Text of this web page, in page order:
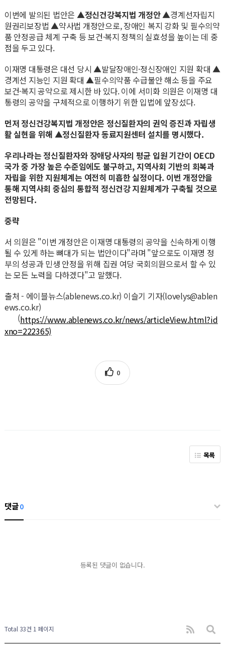
이번에 발의된 법안은 ▲정신건강복지법 개정안▲경계선자립지
원권리보장법 ▲약사법 개정안으로, 장애인 복지 강화 및 필수의약
품 안정공급 체계 구축 등 보건·복지 정책의 실효성을 높이는 데 중
점을 두고 있다.
이재명 대통령은 대선 당시 ▲발달장애인·정신장애인 지원 확대 ▲
경계선 지능인 지원 확대 ▲필수의약품 수급불안 해소 등을 주요
보건·복지 공약으로 제시한 바 있다. 이에 서미화 의원은 이재명 대
통령의 공약을 구체적으로 이행하기 위한 입법에 앞장섰다.
먼저 정신건강복지법 개정안은 정신질환자의 권익 증진과 자립생
활 실현을 위해 ▲정신질환자 동료지원센터 설치를 명시했다.
우리나라는 정신질환자와 장애당사자의 평균 입원 기간이 OECD
국가 중 가장 높은 수준임에도 불구하고, 지역사회 기반의 회복과
자립을 위한 지원체계는 여전히 미흡한 실정이다. 이번 개정안을
통해 지역사회 중심의 통합적 정신건강 지원체계가 구축될 것으로
전망된다.
중략
서 의원은 "이번 개정안은 이재명 대통령의 공약을 신속하게 이행
될 수 있게 하는 뼈대가 되는 법안이다"라며 "앞으로도 이재명 정
부의 성공과 민생 안정을 위해 집권 여당 국회의원으로서 할 수 있
는 모든 노력을 다하겠다"고 말했다.
출처 - 에이블뉴스(ablenews.co.kr) 이슬기 기자(lovelys@ablen
ews.co.kr)
(https://www.ablenews.co.kr/news/articleView.html?id
xno=222365)
0
목록
댓글0
등록된 댓글이 없습니다.
Total 33건 1 페이지